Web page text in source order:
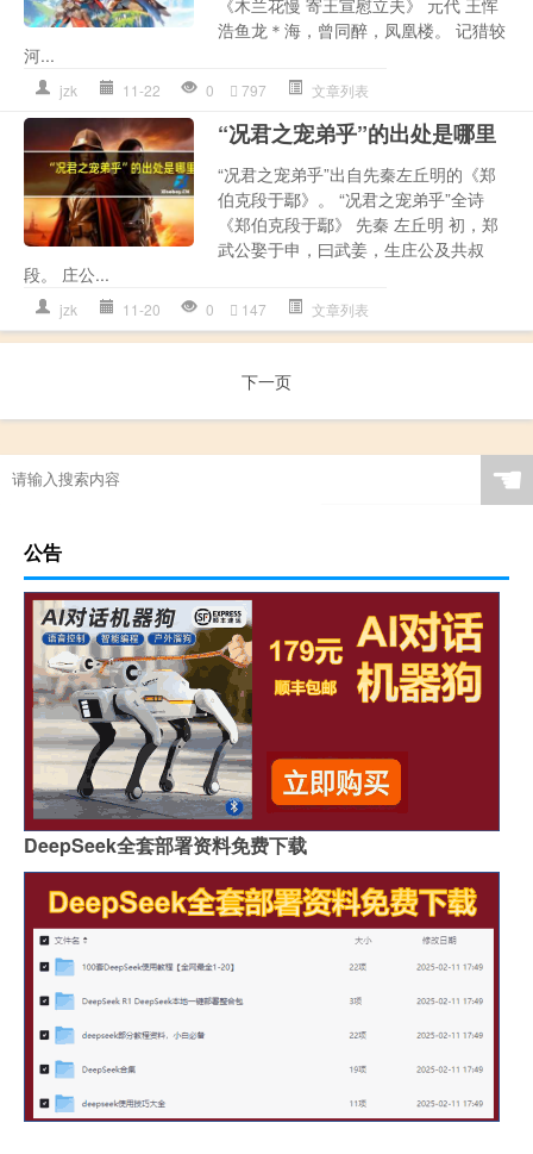
《木兰花慢 寄王宣慰立夫》 元代 王恽
浩鱼龙＊海，曾同醉，凤凰楼。 记猎较
河...
jzk 11-22 0 797 文章列表
“况君之宠弟乎”的出处是哪里
“况君之宠弟乎”出自先秦左丘明的《郑
伯克段于鄢》。 “况君之宠弟乎”全诗
《郑伯克段于鄢》 先秦 左丘明 初，郑
武公娶于申，曰武姜，生庄公及共叔
段。 庄公...
jzk 11-20 0 147 文章列表
下一页
☚
公告
DeepSeek全套部署资料免费下载